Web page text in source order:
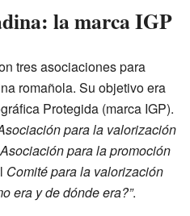
la marca IGP
tres asociaciones para
romañola. Su objetivo era
Protegida (marca IGP).
para la valorización
Asociación para la promoción
Comité para la valorización
era y de dónde era?”.